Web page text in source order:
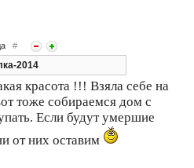
#
2014
красота !!! Взяла себе на
тоже собираемся дом с
Если будут умершие
от них оставим